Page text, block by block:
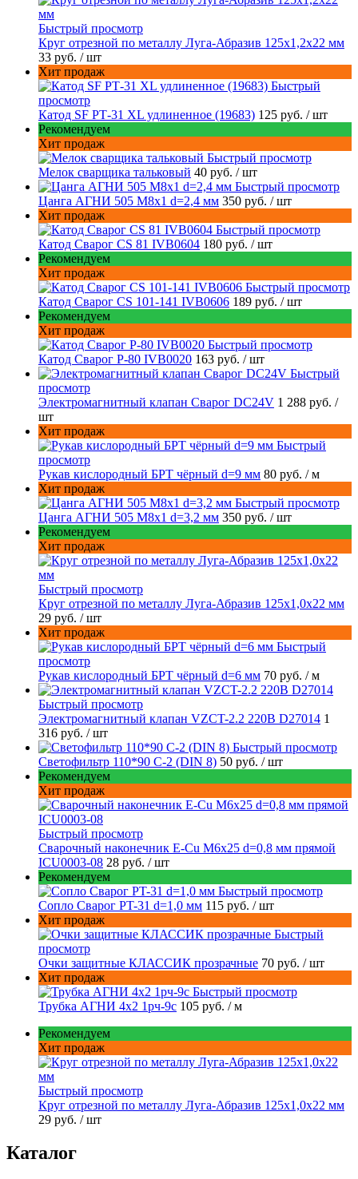
Быстрый просмотр
Круг отрезной по металлу Луга-Абразив 125x1,2x22 мм
33 руб. / шт
Хит продаж
Быстрый
просмотр
Катод SF РТ-31 XL удлиненное (19683) 125 руб. / шт
Рекомендуем
Хит продаж
Быстрый просмотр
Мелок сварщика тальковый 40 руб. / шт
Быстрый просмотр
Цанга АГНИ 505 М8х1 d=2,4 мм 350 руб. / шт
Хит продаж
Быстрый просмотр
Катод Сварог CS 81 IVB0604 180 руб. / шт
Рекомендуем
Хит продаж
Быстрый просмотр
Катод Сварог CS 101-141 IVB0606 189 руб. / шт
Рекомендуем
Хит продаж
Быстрый просмотр
Катод Сварог P-80 IVB0020 163 руб. / шт
Быстрый
просмотр
Электромагнитный клапан Сварог DC24V 1 288 руб. /
шт
Хит продаж
Быстрый
просмотр
Рукав кислородный БРТ чёрный d=9 мм 80 руб. / м
Хит продаж
Быстрый просмотр
Цанга АГНИ 505 М8х1 d=3,2 мм 350 руб. / шт
Рекомендуем
Хит продаж
Быстрый просмотр
Круг отрезной по металлу Луга-Абразив 125x1,0x22 мм
29 руб. / шт
Хит продаж
Быстрый
просмотр
Рукав кислородный БРТ чёрный d=6 мм 70 руб. / м
Быстрый просмотр
Электромагнитный клапан VZCT-2.2 220В D27014 1
316 руб. / шт
Быстрый просмотр
Светофильтр 110*90 С-2 (DIN 8) 50 руб. / шт
Рекомендуем
Хит продаж
Быстрый просмотр
Сварочный наконечник E-Cu M6x25 d=0,8 мм прямой
ICU0003-08 28 руб. / шт
Рекомендуем
Быстрый просмотр
Сопло Сварог PT-31 d=1,0 мм 115 руб. / шт
Хит продаж
Быстрый
просмотр
Очки защитные КЛАССИК прозрачные 70 руб. / шт
Хит продаж
Быстрый просмотр
Трубка АГНИ 4х2 1рч-9с 105 руб. / м
Рекомендуем
Хит продаж
Быстрый просмотр
Круг отрезной по металлу Луга-Абразив 125x1,0x22 мм
29 руб. / шт
Каталог